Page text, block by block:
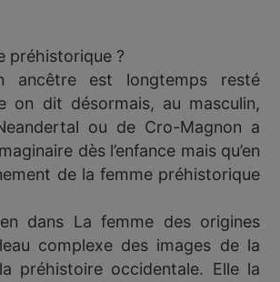
préhistorique ?
ancêtre est longtemps resté
on dit désormais, au masculin,
ou de Cro-Magnon a
dès l’enfance mais qu’en
de la femme préhistorique
dans La femme des origines
complexe des images de la
préhistoire occidentale. Elle la